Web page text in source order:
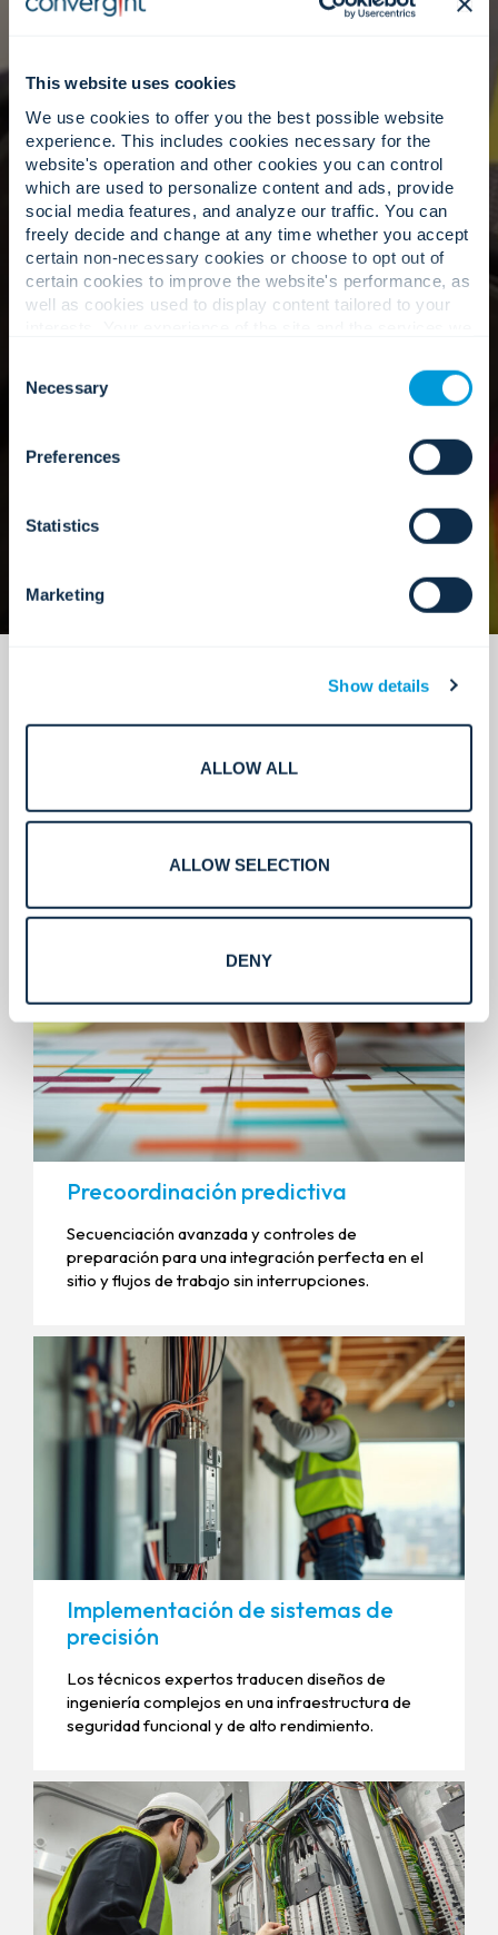
This website uses cookies
We use cookies to offer you the best possible website
experience. This includes cookies necessary for the
website's operation and other cookies you can control
which are used to personalize content and ads, provide
social media features, and analyze our traffic. You can
freely decide and change at any time whether you accept
certain non-necessary cookies or choose to opt out of
certain cookies to improve the website's performance, as
well as cookies used to display content tailored to your
cookies. Click "Show details" below for more information
about who we share your information with.
Selection
Necessary
Preferences
Statistics
Marketing
Show details
ALLOW ALL
ALLOW SELECTION
DENY
hoja de ruta clara y práctica de su entorno.
Experiencia local, inteligencia
global.
Responsabilidad local impulsada por
conocimientos globales, cumpliendo la promesa
de ser su mejor proveedor de servicios.
Nuestro enfoque
Instalación confiable a escala
Precoordinación predictiva
Secuenciación avanzada y controles de
preparación para una integración perfecta en el
sitio y flujos de trabajo sin interrupciones.
Implementación de sistemas de
precisión
Los técnicos expertos traducen diseños de
ingeniería complejos en una infraestructura de
seguridad funcional y de alto rendimiento.